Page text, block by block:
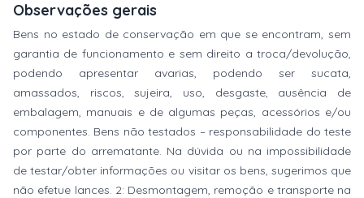
Observações gerais
Bens no estado de conservação em que se encontram, sem
garantia de funcionamento e sem direito a troca/devolução,
podendo apresentar avarias, podendo ser sucata,
amassados, riscos, sujeira, uso, desgaste, ausência de
embalagem, manuais e de algumas peças, acessórios e/ou
componentes. Bens não testados – responsabilidade do teste
por parte do arrematante. Na dúvida ou na impossibilidade
de testar/obter informações ou visitar os bens, sugerimos que
não efetue lances. 2: Desmontagem, remoção e transporte na